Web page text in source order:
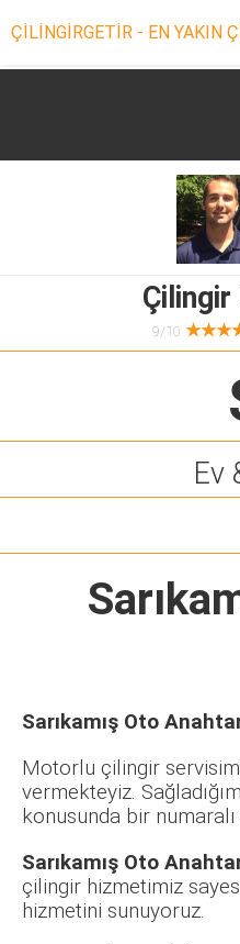
ÇİLİNGİRGETİR - EN YAKIN
Çilingir
9/10
Ev
Sarıkamış Oto
Motorlu çilingir
vermekteyiz.
konusunda bir
Sarıkamış Oto
çilingir hizmetimiz
hizmetini sunuyoruz.